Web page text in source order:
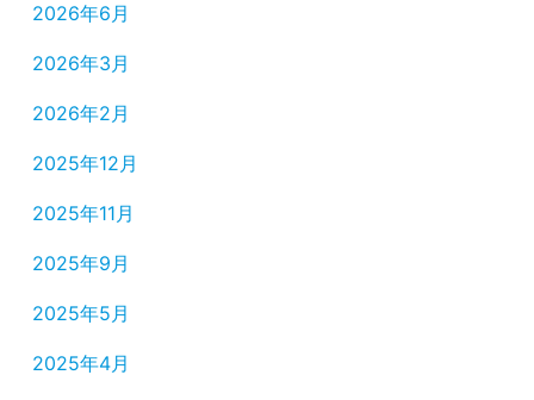
2026年6月
2026年3月
2026年2月
2025年12月
2025年11月
2025年9月
2025年5月
2025年4月